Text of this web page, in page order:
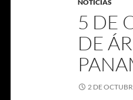
NOTICIAS
5 DE
DE
2 DE